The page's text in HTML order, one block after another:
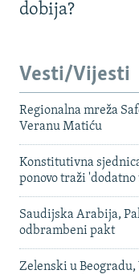
dobija?
Vesti/Vijesti
Regionalna mreža
Veranu Matiću
Konstitutivna
ponovo traži
Saudijska Arabija,
odbrambeni pakt
Zelenski u